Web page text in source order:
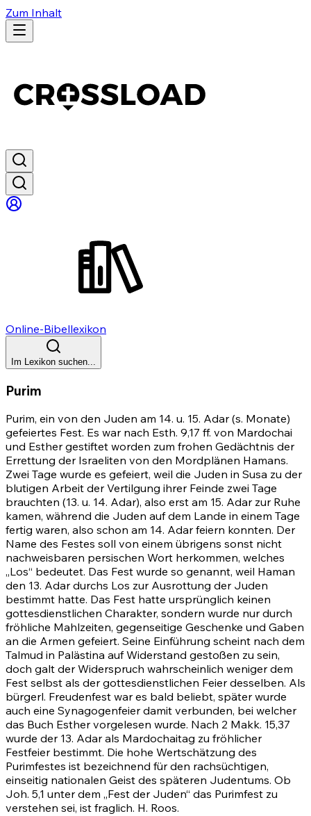
Zum Inhalt
Online-Bibellexikon
Im Lexikon suchen...
Purim
Purim, ein von den Juden am 14. u. 15. Adar (s. Monate)
gefeiertes Fest. Es war nach Esth. 9,17 ff. von Mardochai
und Esther gestiftet worden zum frohen Gedächtnis der
Errettung der Israeliten von den Mordplänen Hamans.
Zwei Tage wurde es gefeiert, weil die Juden in Susa zu der
blutigen Arbeit der Vertilgung ihrer Feinde zwei Tage
brauchten (13. u. 14. Adar), also erst am 15. Adar zur Ruhe
kamen, während die Juden auf dem Lande in einem Tage
fertig waren, also schon am 14. Adar feiern konnten. Der
Name des Festes soll von einem übrigens sonst nicht
nachweisbaren persischen Wort herkommen, welches
„Los“ bedeutet. Das Fest wurde so genannt, weil Haman
den 13. Adar durchs Los zur Ausrottung der Juden
bestimmt hatte. Das Fest hatte ursprünglich keinen
gottesdienstlichen Charakter, sondern wurde nur durch
fröhliche Mahlzeiten, gegenseitige Geschenke und Gaben
an die Armen gefeiert. Seine Einführung scheint nach dem
Talmud in Palästina auf Widerstand gestoßen zu sein,
doch galt der Widerspruch wahrscheinlich weniger dem
Fest selbst als der gottesdienstlichen Feier desselben. Als
bürgerl. Freudenfest war es bald beliebt, später wurde
auch eine Synagogenfeier damit verbunden, bei welcher
das Buch Esther vorgelesen wurde. Nach 2 Makk. 15,37
wurde der 13. Adar als Mardochaitag zu fröhlicher
Festfeier bestimmt. Die hohe Wertschätzung des
Purimfestes ist bezeichnend für den rachsüchtigen,
einseitig nationalen Geist des späteren Judentums. Ob
Joh. 5,1 unter dem „Fest der Juden“ das Purimfest zu
verstehen sei, ist fraglich. H. Roos.